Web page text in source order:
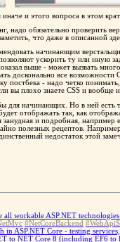
и этого вопроса в этом
надо обязательно проверить
что даже в описанной
начинающим
ускорить ту или иную
выше - может вызвать
досконально все
постбека - надо четко
вы плохо знаете CSS и вообще
для начинающих. Но в ней
отображать так, как
и подробная, например
полезных рецептов.
недостаток этой
all workable ASP.NET
#NetCoreBackend
in ASP.NET Core - testing
to NET Core 8 (including EF6 to